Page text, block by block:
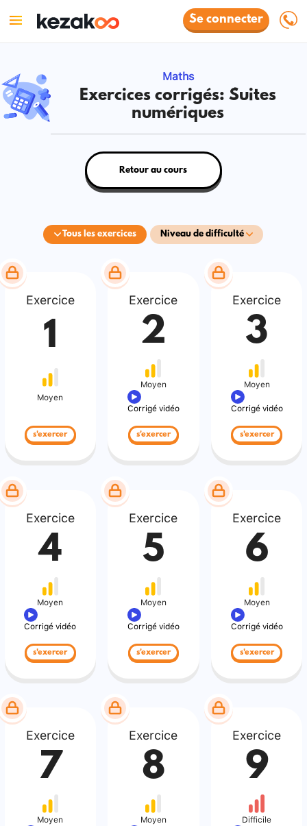
Se connecter
Maths
Exercices corrigés: Suites
numériques
Tous les exercices Niveau de difficulté
Retour au cours
Exercice
1
Moyen
s'exercer
Exercice
2
Moyen
Corrigé vidéo
s'exercer
Exercice
3
Moyen
Corrigé vidéo
s'exercer
Exercice
4
Moyen
Corrigé vidéo
s'exercer
Exercice
5
Moyen
Corrigé vidéo
s'exercer
Exercice
6
Moyen
Corrigé vidéo
s'exercer
Exercice
7
Moyen
Exercice
8
Moyen
Exercice
9
Difficile